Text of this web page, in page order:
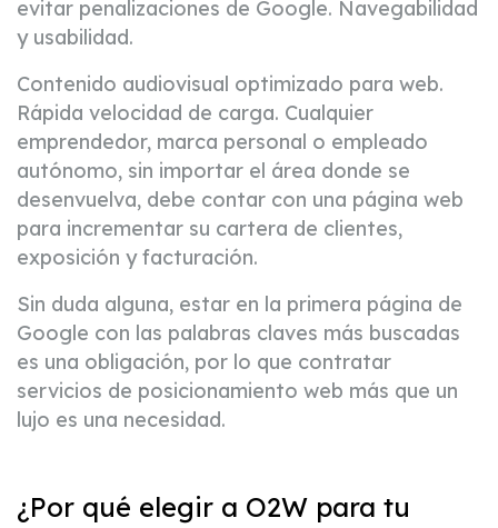
evitar penalizaciones de Google. Navegabilidad
y usabilidad.
Contenido audiovisual optimizado para web.
Rápida velocidad de carga. Cualquier
emprendedor, marca personal o empleado
autónomo, sin importar el área donde se
desenvuelva, debe contar con una página web
para incrementar su cartera de clientes,
exposición y facturación.
Sin duda alguna, estar en la primera página de
Google con las palabras claves más buscadas
es una obligación, por lo que contratar
servicios de posicionamiento web más que un
lujo es una necesidad.
¿Por qué elegir a O2W para tu